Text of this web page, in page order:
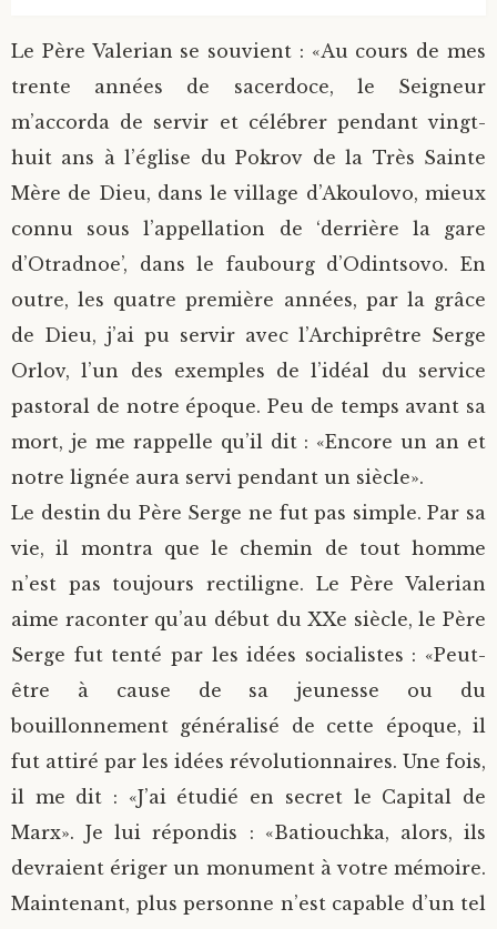
Le Père Valerian se souvient : «Au cours de mes
trente années de sacerdoce, le Seigneur
m’accorda de servir et célébrer pendant vingt-
huit ans à l’église du Pokrov de la Très Sainte
Mère de Dieu, dans le village d’Akoulovo, mieux
connu sous l’appellation de ‘derrière la gare
d’Otradnoe’, dans le faubourg d’Odintsovo. En
outre, les quatre première années, par la grâce
de Dieu, j’ai pu servir avec l’Archiprêtre Serge
Orlov, l’un des exemples de l’idéal du service
pastoral de notre époque. Peu de temps avant sa
mort, je me rappelle qu’il dit : «Encore un an et
notre lignée aura servi pendant un siècle».
Le destin du Père Serge ne fut pas simple. Par sa
vie, il montra que le chemin de tout homme
n’est pas toujours rectiligne. Le Père Valerian
aime raconter qu’au début du XXe siècle, le Père
Serge fut tenté par les idées socialistes : «Peut-
être à cause de sa jeunesse ou du
bouillonnement généralisé de cette époque, il
fut attiré par les idées révolutionnaires. Une fois,
il me dit : «J’ai étudié en secret le Capital de
Marx». Je lui répondis : «Batiouchka, alors, ils
devraient ériger un monument à votre mémoire.
Maintenant, plus personne n’est capable d’un tel